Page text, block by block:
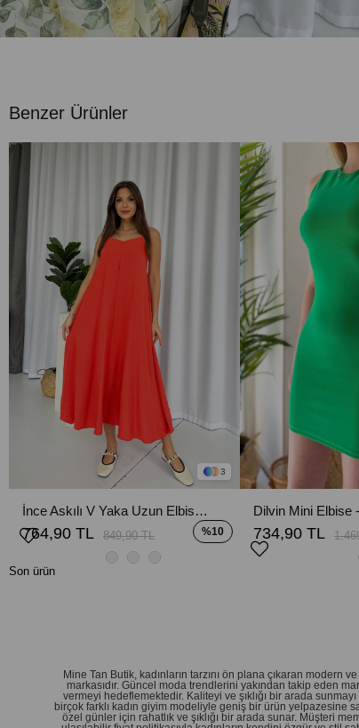
Benzer Ürünler
3
İnce Askılı V Yaka Uzun Elbise - Nar Çiçeği
764,90 TL 849,90 TL %10
Son ürün
Dilvin Mini Elbise
734,90 TL
Mine Tan Butik, kadınların tarzını ön plana çıkaran modern
markasıdır. Güncel moda trendlerini yakından takip eden
vermeyi hedeflemektedir. Kaliteyi ve şıklığı bir arada
birçok farklı kadın giyim modeliyle geniş bir ürün yelpazesine
özel günler için rahatlık ve şıklığı bir arada sunar. Müşteri